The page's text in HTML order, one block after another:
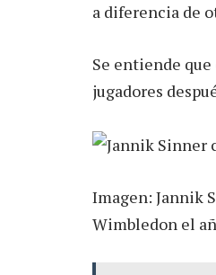
a diferencia de
Se entiende
jugadores
Imagen: Jannik
Wimbledon el